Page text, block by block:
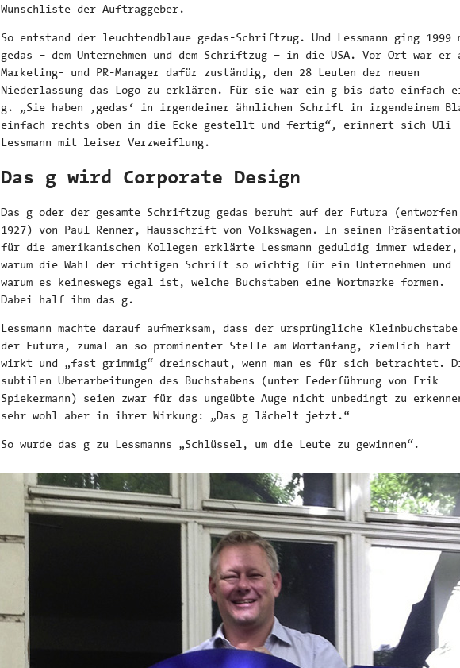
Wunschliste der Auftraggeber.
So entstand der leuchtendblaue gedas-Schriftzug. Und Lessmann ging 1999
gedas – dem Unternehmen und dem Schriftzug – in die USA. Vor Ort war er
Marketing- und PR-Manager dafür zuständig, den 28 Leuten der neuen
Niederlassung das Logo zu erklären. Für sie war ein g bis dato einfach
g. „Sie haben ,gedas‘ in irgendeiner ähnlichen Schrift in irgendeinem
einfach rechts oben in die Ecke gestellt und fertig“, erinnert sich Uli
Lessmann mit leiser Verzweiflung.
Das g wird Corporate Design
Das g oder der gesamte Schriftzug gedas beruht auf der Futura (entworfen
1927) von Paul Renner, Hausschrift von Volkswagen. In seinen
für die amerikanischen Kollegen erklärte Lessmann geduldig immer wieder,
warum die Wahl der richtigen Schrift so wichtig für ein Unternehmen und
warum es keineswegs egal ist, welche Buchstaben eine Wortmarke formen.
Dabei half ihm das g.
Lessmann machte darauf aufmerksam, dass der ursprüngliche
der Futura, zumal an so prominenter Stelle am Wortanfang, ziemlich hart
wirkt und „fast grimmig“ dreinschaut, wenn man es für sich betrachtet.
subtilen Überarbeitungen des Buchstabens (unter Federführung von Erik
Spiekermann) seien zwar für das ungeübte Auge nicht unbedingt zu
sehr wohl aber in ihrer Wirkung: „Das g lächelt jetzt.“
So wurde das g zu Lessmanns „Schlüssel, um die Leute zu gewinnen“.